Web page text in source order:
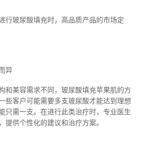
行玻尿酸填充时，高品质产品的市场定
异
和美容需求不同，玻尿酸填充苹果肌的方
些客户可能需要多支玻尿酸才能达到理想
只需一支。在进行此类治疗时，专业医生
提供个性化的建议和治疗方案。